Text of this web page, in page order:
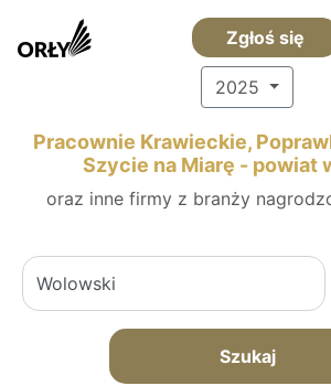
Zgłoś się
2025
Pracownie Krawieckie,
Szycie na Miarę - powiat
oraz inne firmy z branży
Szukaj